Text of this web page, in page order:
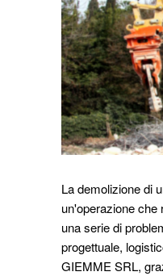
La demolizione di
un'operazione che
una serie di
progettuale,
GIEMME SRL,